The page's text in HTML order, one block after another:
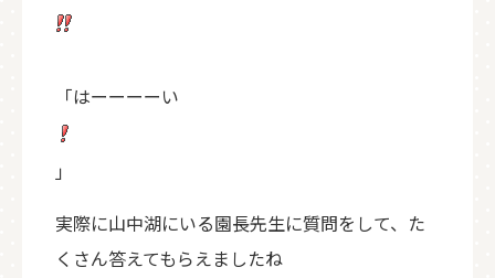
「はーーーーい
」
実際に山中湖にいる園長先生に質問をして、た
くさん答えてもらえましたね